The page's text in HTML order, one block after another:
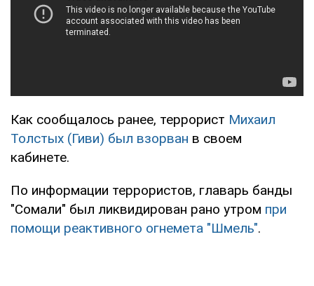
Как сообщалось ранее, террорист Михаил
Толстых (Гиви) был взорван в своем
кабинете.
По информации террористов, главарь банды
"Сомали" был ликвидирован рано утром при
помощи реактивного огнемета "Шмель".